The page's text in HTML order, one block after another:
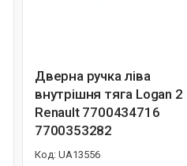
Дверна ручка ліва
внутрішня тяга Logan 2
Renault 7700434716
7700353282
UA13556